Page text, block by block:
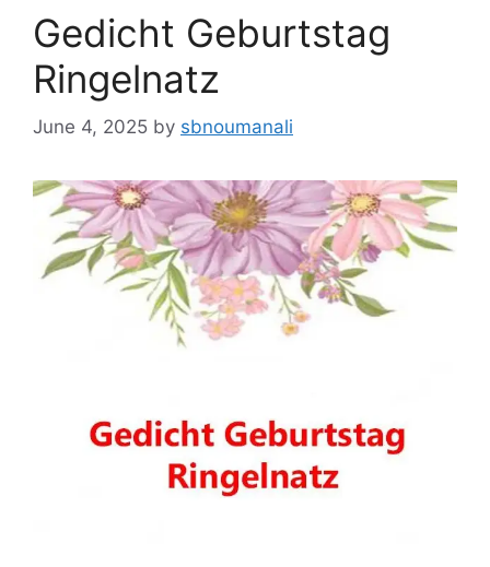
Gedicht Geburtstag
Ringelnatz
June 4, 2025 by sbnoumanali